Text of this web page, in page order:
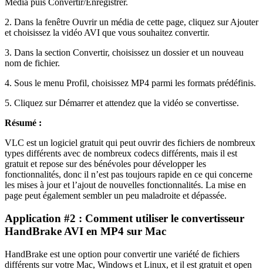
Média puis Convertir/Enregistrer.
2. Dans la fenêtre Ouvrir un média de cette page, cliquez sur Ajouter
et choisissez la vidéo AVI que vous souhaitez convertir.
3. Dans la section Convertir, choisissez un dossier et un nouveau
nom de fichier.
4. Sous le menu Profil, choisissez MP4 parmi les formats prédéfinis.
5. Cliquez sur Démarrer et attendez que la vidéo se convertisse.
Résumé :
VLC est un logiciel gratuit qui peut ouvrir des fichiers de nombreux
types différents avec de nombreux codecs différents, mais il est
gratuit et repose sur des bénévoles pour développer les
fonctionnalités, donc il n’est pas toujours rapide en ce qui concerne
les mises à jour et l’ajout de nouvelles fonctionnalités. La mise en
page peut également sembler un peu maladroite et dépassée.
Application #2 : Comment utiliser le convertisseur
HandBrake AVI en MP4 sur Mac
HandBrake est une option pour convertir une variété de fichiers
différents sur votre Mac, Windows et Linux, et il est gratuit et open